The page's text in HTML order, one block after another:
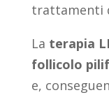
trattamenti
La terapia
follicolo
e,